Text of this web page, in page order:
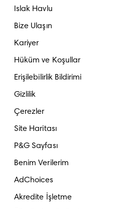
Islak Havlu
Bize Ulaşın
Kariyer
Hüküm ve Koşullar
Erişilebilirlik Bildirimi
Gizlilik
Çerezler
Site Haritası
P&G Sayfası
Benim Verilerim
AdChoices
Akredite İşletme